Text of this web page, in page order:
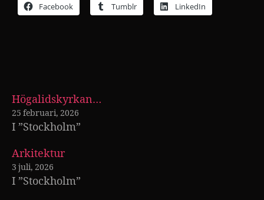
Facebook Tumblr LinkedIn
Högalidskyrkan…
25 februari, 2026
I ”Stockholm”
Arkitektur
3 juli, 2026
I ”Stockholm”